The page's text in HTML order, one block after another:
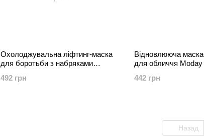
Охолоджувальна ліфтинг-маска
для боротьби з набряками
Perfecting Mask, 250 мл
492 грн
Відновлююча
для обличчя
442 грн
Назад